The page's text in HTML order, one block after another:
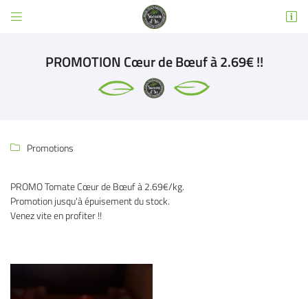
 
05 32 02 49 63
Adresse email de réception
PROMOTION Cœur de Bœuf à 2.69€ !!
 Promotions
PROMO Tomate Cœur de Bœuf à 2.69€/kg.
Promotion jusqu'à épuisement du stock.
Venez vite en profiter !!